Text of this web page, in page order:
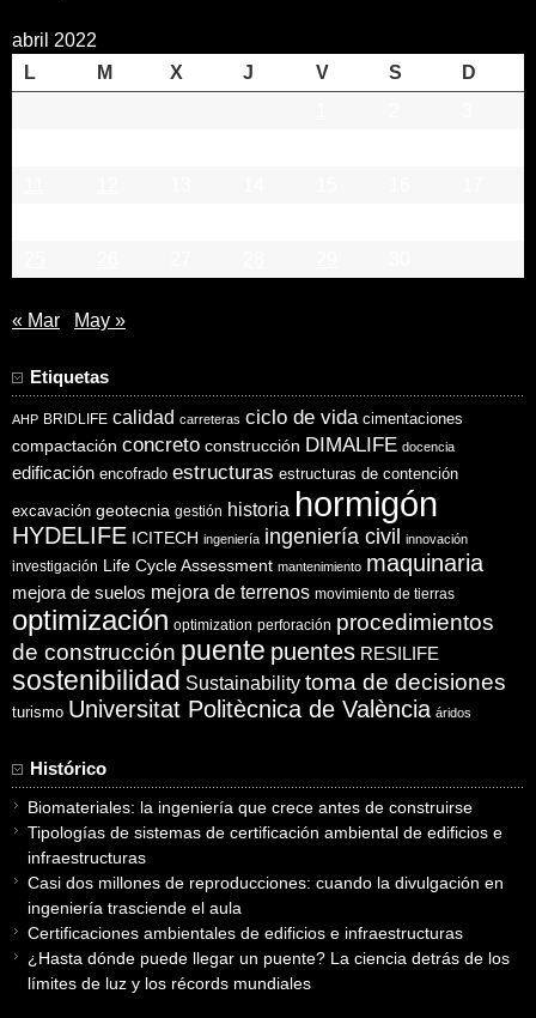
abril 2022
L
M X J V S
D
« Mar May »
Etiquetas
AHP BRIDLIFE calidad carreteras ciclo de vida cimentaciones
compactación concreto construcción DIMALIFE docencia
edificación encofrado estructuras estructuras de contención
excavación geotecnia gestión historia hormigón
HYDELIFE ICITECH ingeniería ingeniería civil innovación
investigación Life Cycle Assessment mantenimiento maquinaria
mejora de suelos mejora de terrenos movimiento de tierras
optimización optimization perforación procedimientos
de construcción puente puentes RESILIFE
sostenibilidad Sustainability toma de decisiones
turismo Universitat Politècnica de València áridos
Histórico
Biomateriales: la ingeniería que crece antes de construirse
Tipologías de sistemas de certificación ambiental de edificios e
infraestructuras
Casi dos millones de reproducciones: cuando la divulgación en
ingeniería trasciende el aula
Certificaciones ambientales de edificios e infraestructuras
¿Hasta dónde puede llegar un puente? La ciencia detrás de los
límites de luz y los récords mundiales